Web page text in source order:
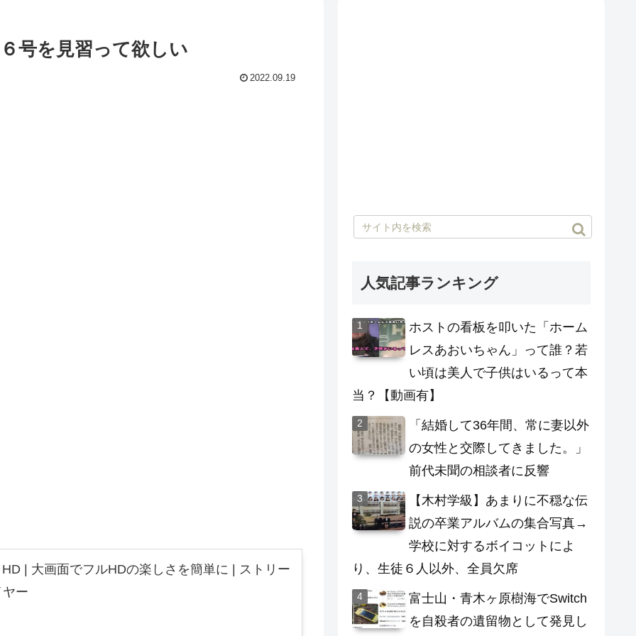
号を見習って欲しい
2022.09.19
| 大画面でフルHDの楽しさを簡単に | ストリー
ー
人気記事ランキング
ホストの看板を叩いた「ホーム
レスあおいちゃん」って誰？若
い頃は美人で子供はいるって本
当？【動画有】
「結婚して36年間、常に妻以外
の女性と交際してきました。」
前代未聞の相談者に反響
【木村学級】あまりに不穏な伝
説の卒業アルバムの集合写真→
学校に対するボイコットによ
り、生徒６人以外、全員欠席
富士山・青木ヶ原樹海でSwitch
を自殺者の遺留物として発見し